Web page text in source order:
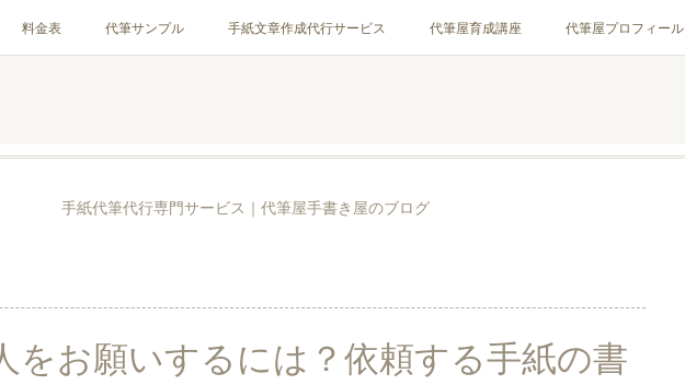
料金表 代筆サンプル 手紙文章作成代行サービス 代筆屋育成講座 代筆屋プロフィール
手紙代筆代行専門サービス｜代筆屋手書き屋のブログ
をお願いするには？依頼する手紙の書